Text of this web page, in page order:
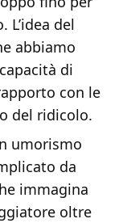
del
abbiamo
di
con le
del ridicolo.
umorismo
da
immagina
oltre